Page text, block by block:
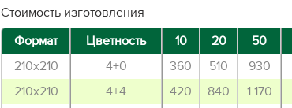
Стоимость изготовления
Формат
Цветность 10 20 50
210х210
4+0 360 510 930
210х210
4+4 420 840 1 170